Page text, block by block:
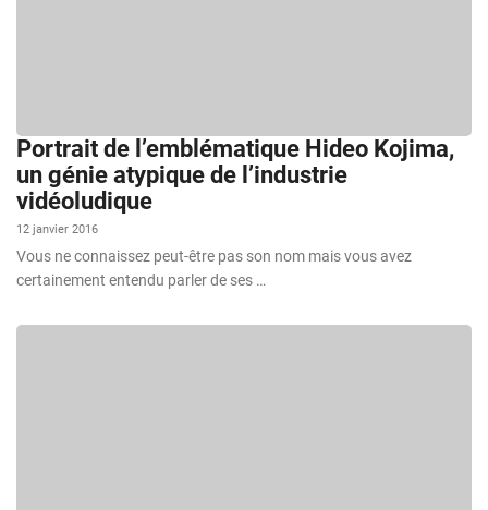
Portrait de l’emblématique Hideo Kojima,
un génie atypique de l’industrie
vidéoludique
12 janvier 2016
Vous ne connaissez peut-être pas son nom mais vous avez
certainement entendu parler de ses …